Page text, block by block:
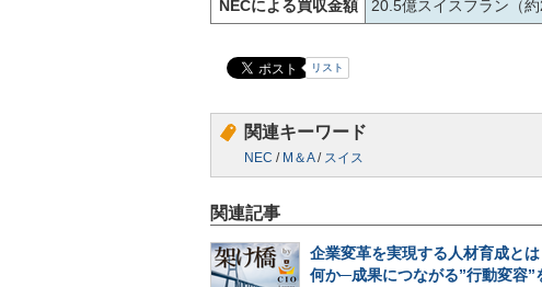
NECによる買収金額
20.5億スイスフラン（約
リスト
関連キーワード
NEC / M＆A/ スイス
関連記事
企業変革を実現する人材育成とは
何か─成果につながる”行動変容”